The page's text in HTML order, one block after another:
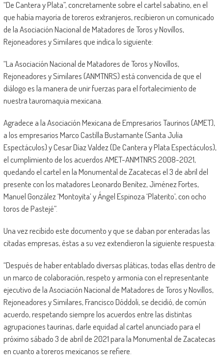
“De Cantera y Plata”, concretamente sobre el cartel sabatino, en el
que había mayoría de toreros extranjeros, recibieron un comunicado
de la Asociación Nacional de Matadores de Toros y Novillos,
Rejoneadores y Similares que indica lo siguiente:
“La Asociación Nacional de Matadores de Toros y Novillos,
Rejoneadores y Similares (ANMTNRS) está convencida de que el
diálogo es la manera de unir fuerzas para el fortalecimiento de
nuestra tauromaquia mexicana.
Agradece a la Asociación Mexicana de Empresarios Taurinos (AMET),
a los empresarios Marco Castilla Bustamante (Santa Julia
Espectáculos) y Cesar Díaz Valdez (De Cantera y Plata Espectáculos),
el cumplimiento de los acuerdos AMET-ANMTNRS 2008-2021,
quedando el cartel en la Monumental de Zacatecas el 3 de abril del
presente con los matadores Leonardo Benítez, Jiménez Fortes,
Manuel González ‘Montoyita’ y Ángel Espinoza ‘Platerito’, con ocho
toros de Pastejé”.
Una vez recibido este documento y que se daban por enteradas las
citadas empresas, éstas a su vez extendieron la siguiente respuesta:
“Después de haber entablado diversas pláticas, todas ellas dentro de
un marco de colaboración, respeto y armonía con el representante
ejecutivo de la Asociación Nacional de Matadores de Toros y Novillos,
Rejoneadores y Similares, Francisco Dóddoli, se decidió, de común
acuerdo, respetando siempre los acuerdos entre las distintas
agrupaciones taurinas, darle equidad al cartel anunciado para el
próximo sábado 3 de abril de 2021 para la Monumental de Zacatecas
en cuanto a toreros mexicanos se refiere.